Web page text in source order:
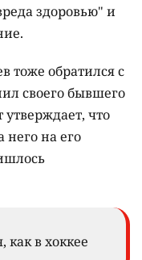
здоровью" и
тоже обратился с
своего бывшего
что
на его
как в хоккее